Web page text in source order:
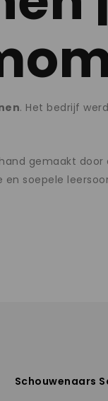
. Het bedrijf
gemaakt
soepele
Schouwenaars